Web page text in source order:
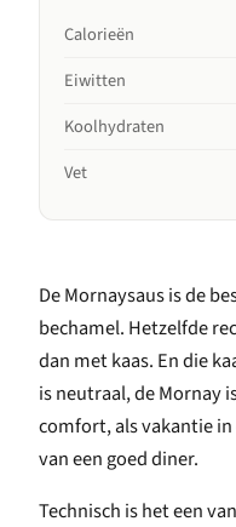
De Mornaysaus is de
bechamel. Hetzelfde
dan met kaas. En die
is neutraal, de Mornay
comfort, als vakantie
van een goed diner.
Technisch is het een
Calorieën
Eiwitten
Koolhydraten
Vet